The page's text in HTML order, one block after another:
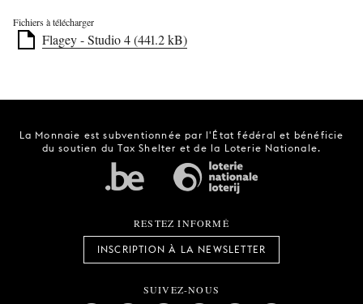
Fichiers à télécharger
Flagey - Studio 4 (441.2 kB)
La Monnaie est subventionnée par l'État fédéral et bénéficie
du soutien du Tax Shelter et de la Loterie Nationale.
RESTEZ INFORMÉ
INSCRIPTION À LA NEWSLETTER
SUIVEZ-NOUS